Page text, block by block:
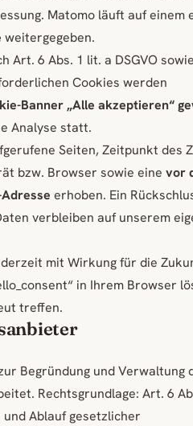
Matomo läuft auf einem
weitergegeben.
Art. 6 Abs. 1 lit. a DSGVO
Cookies werden
Banner „Alle akzeptieren“
Analyse statt.
Seiten, Zeitpunkt des
bzw. Browser sowie einevor
erhoben. Ein
verbleiben auf unserem
mit Wirkung für die
in Ihrem Browser
treffen.
Begründung und Verwaltung
Rechtsgrundlage: Art. 6
und Ablauf gesetzlicher